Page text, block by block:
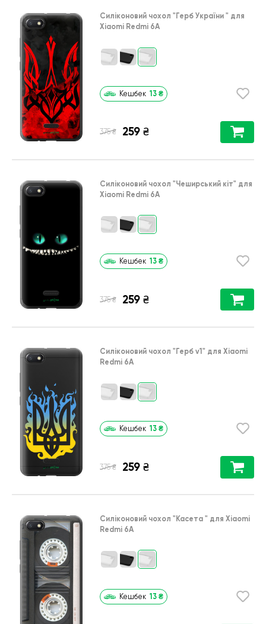
Силіконовий чохол "Герб України " для
Xiaomi Redmi 6A
Кешбек 13 ₴
375 ₴ 259 ₴
Силіконовий чохол "Чеширський кіт" для
Xiaomi Redmi 6A
Кешбек 13 ₴
375 ₴ 259 ₴
Силіконовий чохол "Герб v1" для Xiaomi
Redmi 6A
Кешбек 13 ₴
375 ₴ 259 ₴
Силіконовий чохол "Касета " для Xiaomi
Redmi 6A
Кешбек 13 ₴